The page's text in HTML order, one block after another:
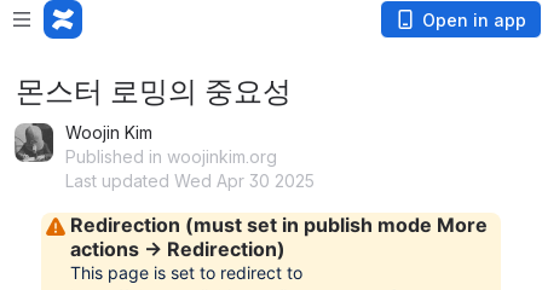
Open in app
몬스터 로밍의 중요성
Woojin Kim
Published in woojinkim.org
Last updated Wed Apr 30 2025